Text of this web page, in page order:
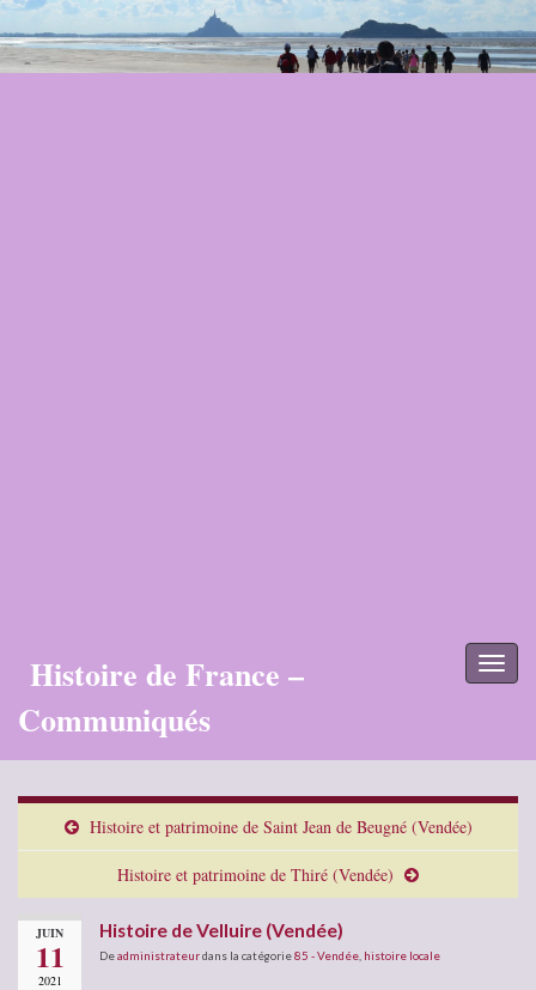
Histoire de France –
Communiqués
Histoire et patrimoine de Saint Jean de Beugné (Vendée)
Histoire et patrimoine de Thiré (Vendée)
JUIN
11
2021
Histoire de Velluire (Vendée)
Deadministrateurdans la catégorie85 - Vendée histoire locale